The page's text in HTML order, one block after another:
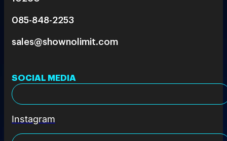
085-848-2253
sales@shownolimit.com
SOCIAL MEDIA
Instagram